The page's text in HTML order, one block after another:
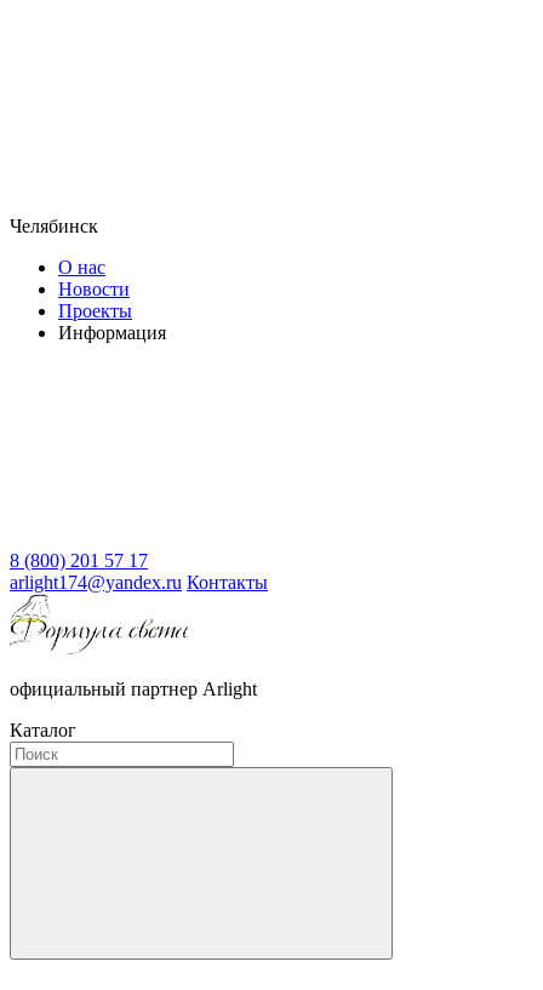
Челябинск
О нас
Новости
Проекты
Информация
8 (800) 201 57 17
arlight174@yandex.ru Контакты
официальный партнер Arlight
Каталог